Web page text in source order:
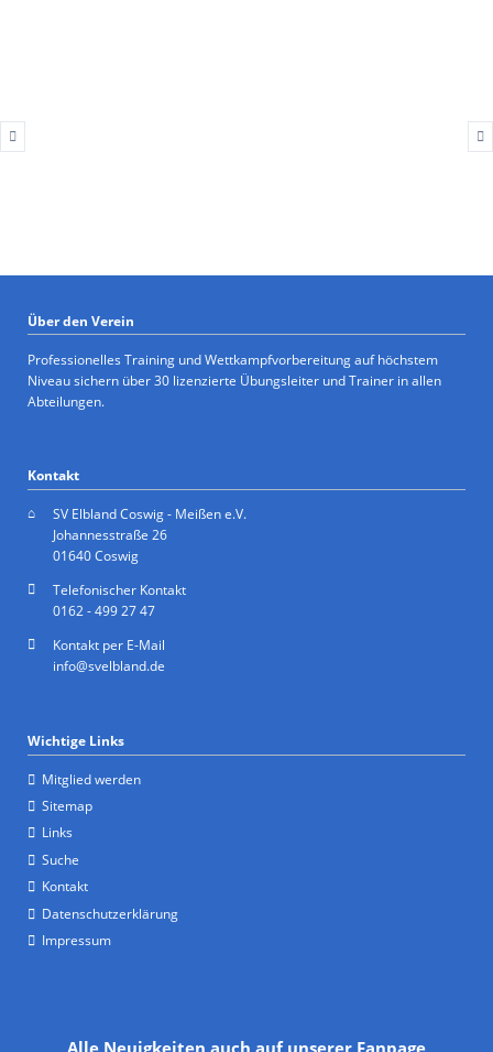
Über den Verein
Professionelles Training und Wettkampfvorbereitung auf höchstem
Niveau sichern über 30 lizenzierte Übungsleiter und Trainer in allen
Abteilungen.
Kontakt
SV Elbland Coswig - Meißen e.V.
Johannesstraße 26
01640 Coswig
Telefonischer Kontakt
0162 - 499 27 47
Kontakt per E-Mail
info@svelbland.de
Wichtige Links
Mitglied werden
Sitemap
Links
Suche
Kontakt
Datenschutzerklärung
Impressum
Alle Neuigkeiten auch auf unserer Fanpage